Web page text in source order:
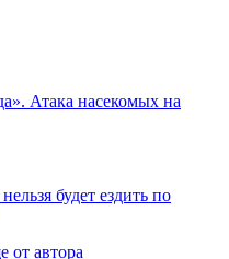
Атака насекомых на
будет ездить по
от автора